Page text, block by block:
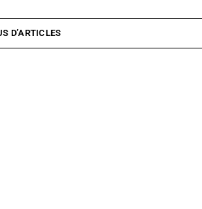
D’ARTICLES